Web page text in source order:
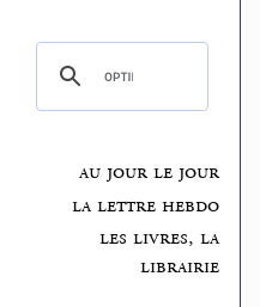
au jour le jour
la lettre hebdo
les livres, la
librairie